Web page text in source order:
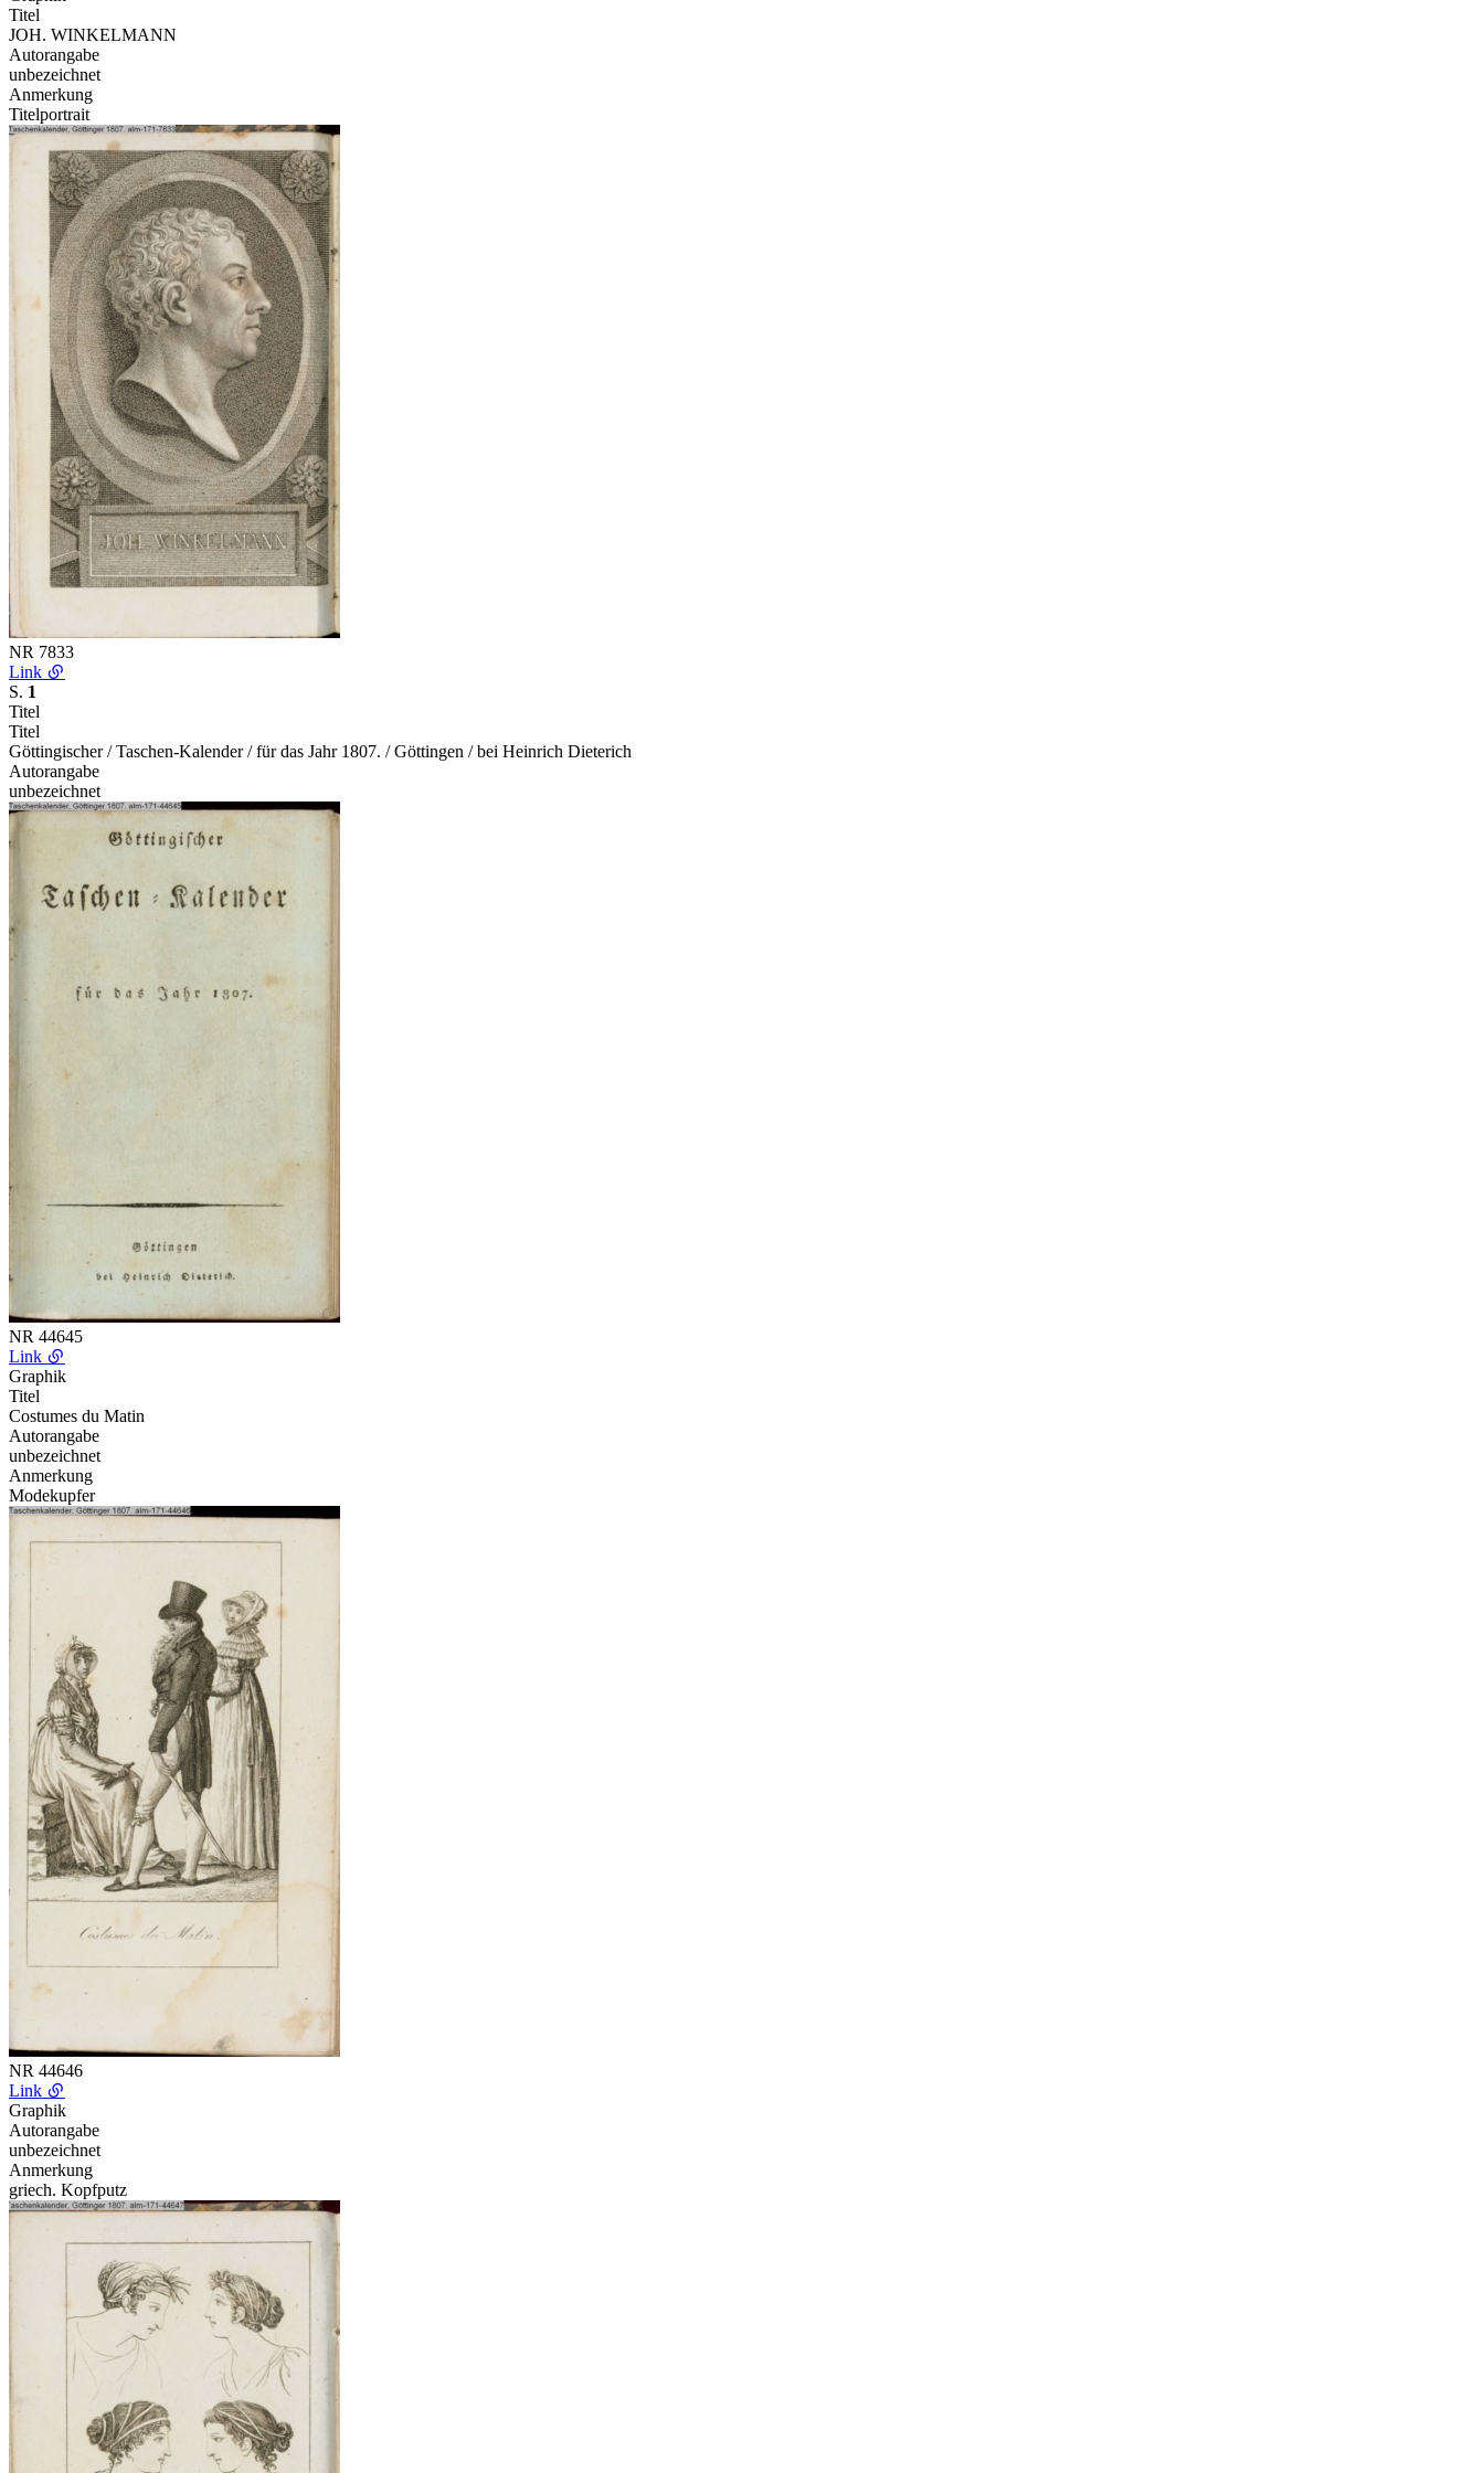
Titel
JOH. WINKELMANN
Autorangabe
unbezeichnet
Anmerkung
Titelportrait
NR 7833
Link
S. 1
Titel
Titel
Göttingischer / Taschen-Kalender / für das Jahr 1807. / Göttingen / bei Heinrich Dieterich
Autorangabe
unbezeichnet
NR 44645
Link
Graphik
Titel
Costumes du Matin
Autorangabe
unbezeichnet
Anmerkung
Modekupfer
NR 44646
Link
Graphik
Autorangabe
unbezeichnet
Anmerkung
griech. Kopfputz